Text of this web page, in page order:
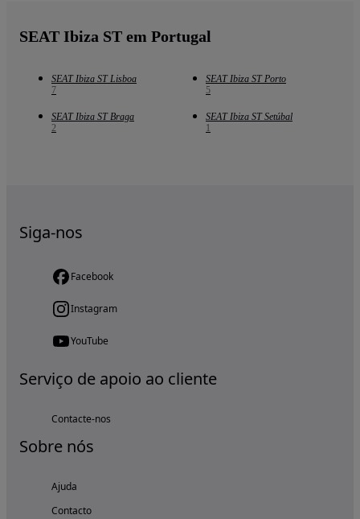
SEAT Ibiza ST em Portugal
SEAT Ibiza ST Lisboa
7
SEAT Ibiza ST Porto
5
SEAT Ibiza ST Braga
2
SEAT Ibiza ST Setúbal
1
Siga-nos
Facebook
Instagram
YouTube
Serviço de apoio ao cliente
Contacte-nos
Sobre nós
Ajuda
Contacto